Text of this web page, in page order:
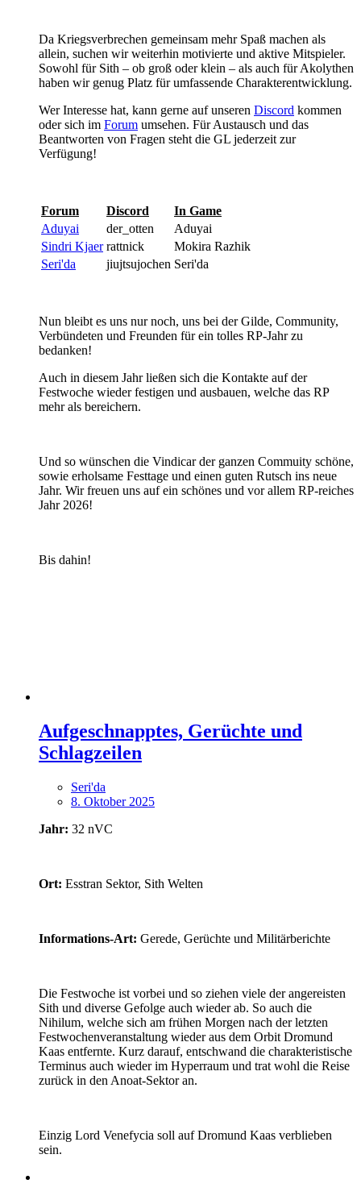
Da Kriegsverbrechen gemeinsam mehr Spaß machen als
allein, suchen wir weiterhin motivierte und aktive Mitspieler.
Sowohl für Sith – ob groß oder klein – als auch für Akolythen
haben wir genug Platz für umfassende Charakterentwicklung.
Wer Interesse hat, kann gerne auf unseren Discord kommen
oder sich im Forum umsehen. Für Austausch und das
Beantworten von Fragen steht die GL jederzeit zur
Verfügung!
Forum Discord
In Game
Aduyai
der_otten
Aduyai
Sindri Kjaer rattnick
Mokira Razhik
Seri'da
jiujtsujochen Seri'da
Nun bleibt es uns nur noch, uns bei der Gilde, Community,
Verbündeten und Freunden für ein tolles RP-Jahr zu
bedanken!
Auch in diesem Jahr ließen sich die Kontakte auf der
Festwoche wieder festigen und ausbauen, welche das RP
mehr als bereichern.
Und so wünschen die Vindicar der ganzen Commuity schöne,
sowie erholsame Festtage und einen guten Rutsch ins neue
Jahr. Wir freuen uns auf ein schönes und vor allem RP-reiches
Jahr 2026!
Bis dahin!
Aufgeschnapptes, Gerüchte und
Schlagzeilen
Seri'da
8. Oktober 2025
Jahr: 32 nVC
Ort: Esstran Sektor, Sith Welten
Informations-Art: Gerede, Gerüchte und Militärberichte
Die Festwoche ist vorbei und so ziehen viele der angereisten
Sith und diverse Gefolge auch wieder ab. So auch die
Nihilum, welche sich am frühen Morgen nach der letzten
Festwochenveranstaltung wieder aus dem Orbit Dromund
Kaas entfernte. Kurz darauf, entschwand die charakteristische
Terminus auch wieder im Hyperraum und trat wohl die Reise
zurück in den Anoat-Sektor an.
Einzig Lord Venefycia soll auf Dromund Kaas verblieben
sein.